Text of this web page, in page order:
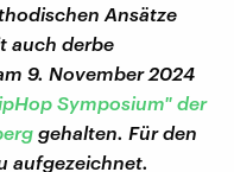
Ansätze
auch derbe
9. November 2024
Symposium" der
gehalten. Für den
aufgezeichnet.